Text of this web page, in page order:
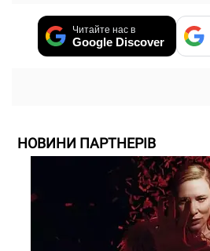
Читайте нас в
Google Discover
НОВИНИ ПАРТНЕРІВ